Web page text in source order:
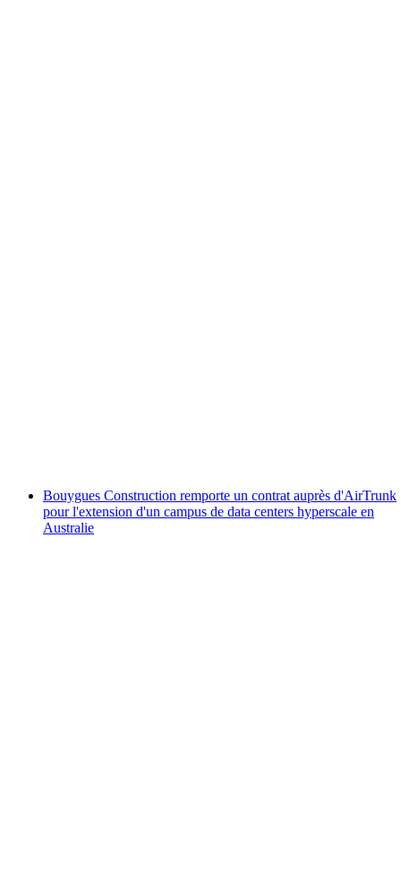
Bouygues Construction remporte un contrat auprès d'AirTrunk
pour l'extension d'un campus de data centers hyperscale en
Australie